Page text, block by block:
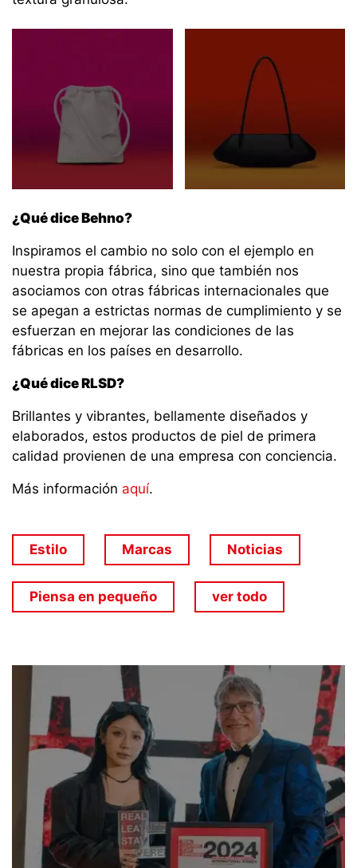
¿Qué dice Behno?
Inspiramos el cambio no solo con el ejemplo en
nuestra propia fábrica, sino que también nos
asociamos con otras fábricas internacionales que
se apegan a estrictas normas de cumplimiento y se
esfuerzan en mejorar las condiciones de las
fábricas en los países en desarrollo.
¿Qué dice RLSD?
Brillantes y vibrantes, bellamente diseñados y
elaborados, estos productos de piel de primera
calidad provienen de una empresa con conciencia.
Más información aquí.
Estilo Marcas Noticias
Piensa en pequeño ver todo